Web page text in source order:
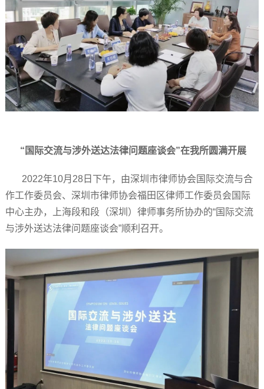
“国际交流与涉外送达法律问题座谈会”在我所圆满开展
2022年10月28日下午，由深圳市律师协会国际交流与合
作工作委员会、深圳市律师协会福田区律师工作委员会国际
中心主办，上海段和段（深圳）律师事务所协办的“国际交流
与涉外送达法律问题座谈会”顺利召开。